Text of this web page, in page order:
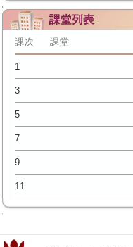
課次 課堂
1
3
5
7
9
11